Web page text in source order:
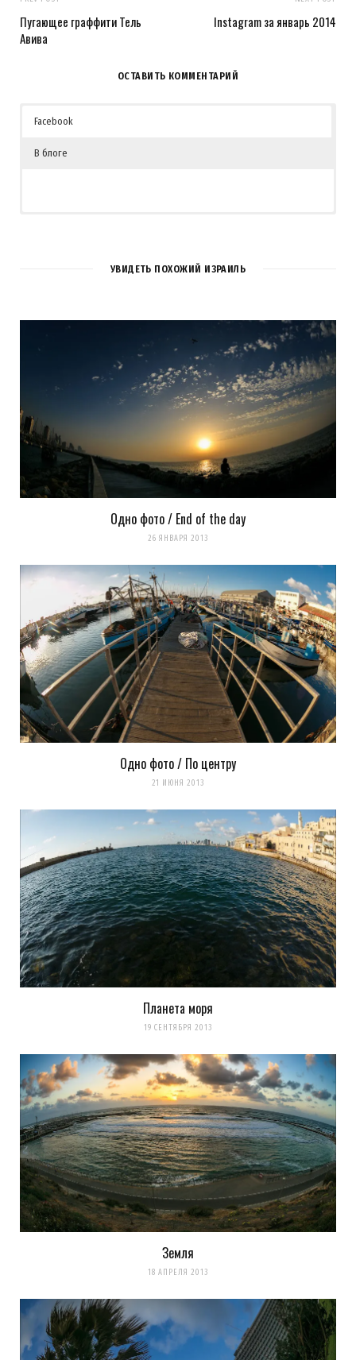
Пугающее граффити Тель
Авива
Instagram за январь 2014
ОСТАВИТЬ КОММЕНТАРИЙ
Facebook
В блоге
Сохранить моё имя, email и адрес сайта в этом браузере для
Уведомить меня о новых комментариях по email.
Уведомлять меня о новых записях почтой.
Оповещать о новых
комментариях. А можно просто
подписаться на комментарии
УВИДЕТЬ ПОХОЖИЙ ИЗРАИЛЬ
Одно фото / End of the day
26 ЯНВАРЯ 2013
Одно фото / По центру
21 ИЮНЯ 2013
Планета моря
19 СЕНТЯБРЯ 2013
Земля
18 АПРЕЛЯ 2013